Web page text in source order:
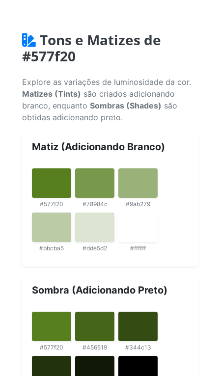
Tons e Matizes de
#577f20
Explore as variações de luminosidade da cor.
Matizes (Tints) são criados adicionando
branco, enquanto Sombras (Shades) são
obtidas adicionando preto.
Matiz (Adicionando Branco)
#577f20 #78984c #9ab279
#bbcba5 #dde5d2 #ffffff
Sombra (Adicionando Preto)
#577f20 #456519 #344c13